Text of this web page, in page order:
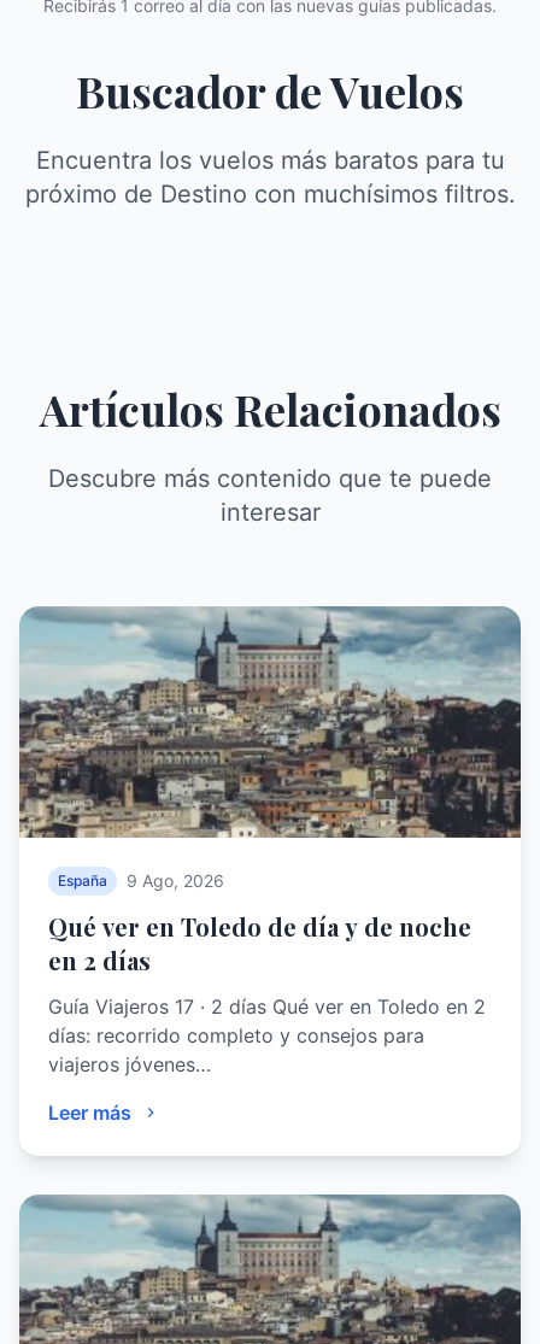
Recibirás 1 correo al día con las nuevas guías publicadas.
Buscador de Vuelos
Encuentra los vuelos más baratos para tu
próximo de Destino con muchísimos filtros.
Artículos Relacionados
Descubre más contenido que te puede
interesar
España 9 Ago, 2026
Qué ver en Toledo de día y de noche
en 2 días
Guía Viajeros 17 · 2 días Qué ver en Toledo en 2
días: recorrido completo y consejos para
viajeros jóvenes…
Leer más